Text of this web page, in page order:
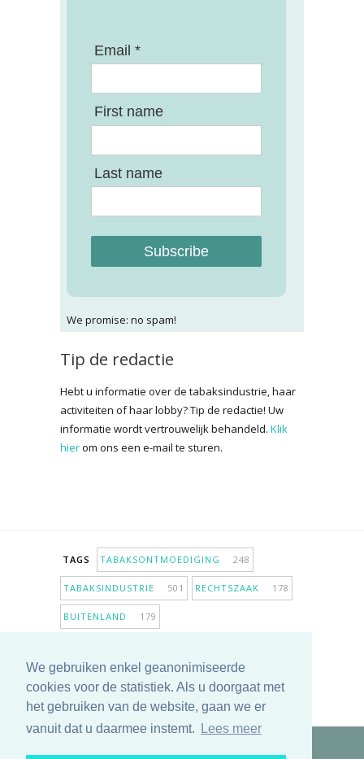
We gebruiken enkel geanonimiseerde
cookies voor de statistiek. Als u doorgaat met
het gebruiken van de website, gaan we er
vanuit dat u daarmee instemt.
Lees meer
Email *
First name
Last name
Subscribe
We promise: no spam!
Tip de redactie
Hebt u informatie over de tabaksindustrie, haar
activiteiten of haar lobby? Tip de redactie! Uw
informatie wordt vertrouwelijk behandeld. Klik
hierom ons een e-mail te sturen.
TAGS TABAKSONTMOEDIGING 248
TABAKSINDUSTRIE 501 RECHTSZAAK 178
BUITENLAND 179
ANTIROOKBELEID306 ONDERZOEK
MEER TAGS TONEN